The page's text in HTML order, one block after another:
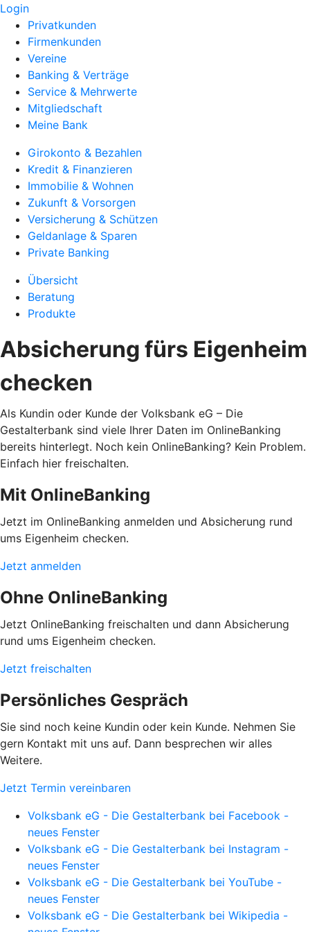
Login
Privatkunden
Firmenkunden
Vereine
Banking & Verträge
Service & Mehrwerte
Mitgliedschaft
Meine Bank
Girokonto & Bezahlen
Kredit & Finanzieren
Immobilie & Wohnen
Zukunft & Vorsorgen
Versicherung & Schützen
Geldanlage & Sparen
Private Banking
Übersicht
Beratung
Produkte
Absicherung fürs Eigenheim
checken
Als Kundin oder Kunde der Volksbank eG – Die
Gestalterbank sind viele Ihrer Daten im OnlineBanking
bereits hinterlegt. Noch kein OnlineBanking? Kein Problem.
Einfach hier freischalten.
Mit OnlineBanking
Jetzt im OnlineBanking anmelden und Absicherung rund
ums Eigenheim checken.
Jetzt anmelden
Ohne OnlineBanking
Jetzt OnlineBanking freischalten und dann Absicherung
rund ums Eigenheim checken.
Jetzt freischalten
Persönliches Gespräch
Sie sind noch keine Kundin oder kein Kunde. Nehmen Sie
gern Kontakt mit uns auf. Dann besprechen wir alles
Weitere.
Jetzt Termin vereinbaren
Volksbank eG - Die Gestalterbank bei Facebook -
neues Fenster
Volksbank eG - Die Gestalterbank bei Instagram -
neues Fenster
Volksbank eG - Die Gestalterbank bei YouTube -
neues Fenster
Volksbank eG - Die Gestalterbank bei Wikipedia -